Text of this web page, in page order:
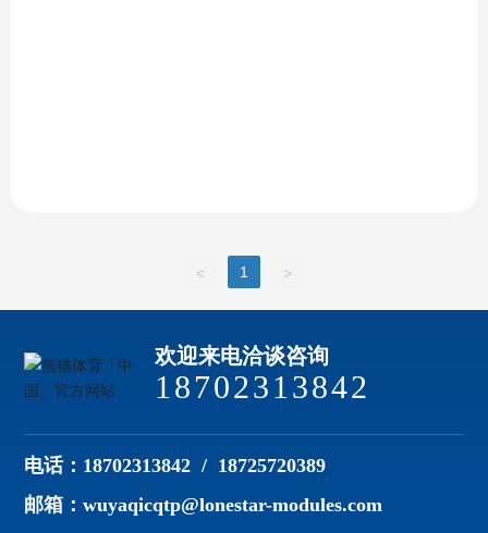
< 1 >
欢迎来电洽谈咨询
18702313842
电话： 18702313842 / 18725720389
邮箱：wuyaqicqtp@lonestar-modules.com